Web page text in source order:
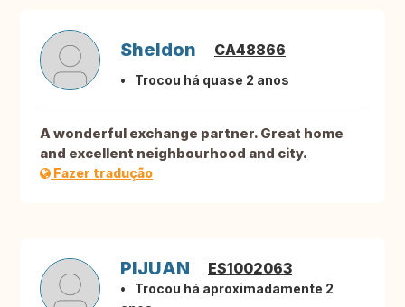
Sheldon CA48866
Trocou há quase 2 anos
A wonderful exchange partner. Great home
and excellent neighbourhood and city.
Fazer tradução
PIJUAN ES1002063
Trocou há aproximadamente 2